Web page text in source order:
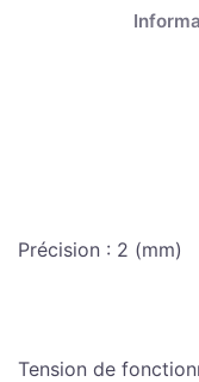
Précision : 2 (mm)
Tension de